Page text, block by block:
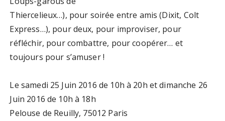
Thiercelieux…), pour soirée entre amis (Dixit, Colt
Express…), pour deux, pour improviser, pour
réfléchir, pour combattre, pour coopérer… et
toujours pour s’amuser !
Le samedi 25 Juin 2016 de 10h à 20h et dimanche 26
Juin 2016 de 10h à 18h
Pelouse de Reuilly, 75012 Paris